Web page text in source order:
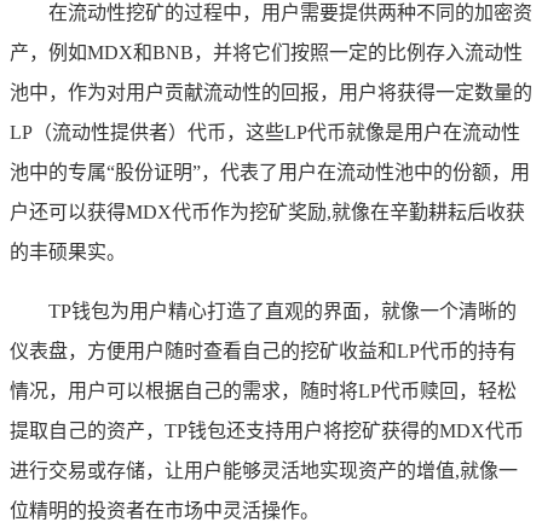
在流动性挖矿的过程中，用户需要提供两种不同的加密资
产，例如MDX和BNB，并将它们按照一定的比例存入流动性
池中，作为对用户贡献流动性的回报，用户将获得一定数量的
LP（流动性提供者）代币，这些LP代币就像是用户在流动性
池中的专属“股份证明”，代表了用户在流动性池中的份额，用
户还可以获得MDX代币作为挖矿奖励,就像在辛勤耕耘后收获
的丰硕果实。
TP钱包为用户精心打造了直观的界面，就像一个清晰的
仪表盘，方便用户随时查看自己的挖矿收益和LP代币的持有
情况，用户可以根据自己的需求，随时将LP代币赎回，轻松
提取自己的资产，TP钱包还支持用户将挖矿获得的MDX代币
进行交易或存储，让用户能够灵活地实现资产的增值,就像一
位精明的投资者在市场中灵活操作。